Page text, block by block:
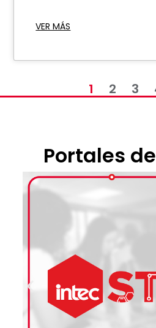
VER MÁS
1 2 3
Portales de